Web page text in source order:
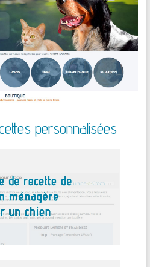
personnalisées